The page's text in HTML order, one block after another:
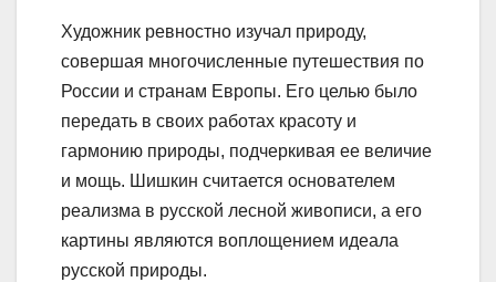
Художник ревностно изучал природу,
совершая многочисленные путешествия по
России и странам Европы. Его целью было
передать в своих работах красоту и
гармонию природы, подчеркивая ее величие
и мощь. Шишкин считается основателем
реализма в русской лесной живописи, а его
картины являются воплощением идеала
русской природы.